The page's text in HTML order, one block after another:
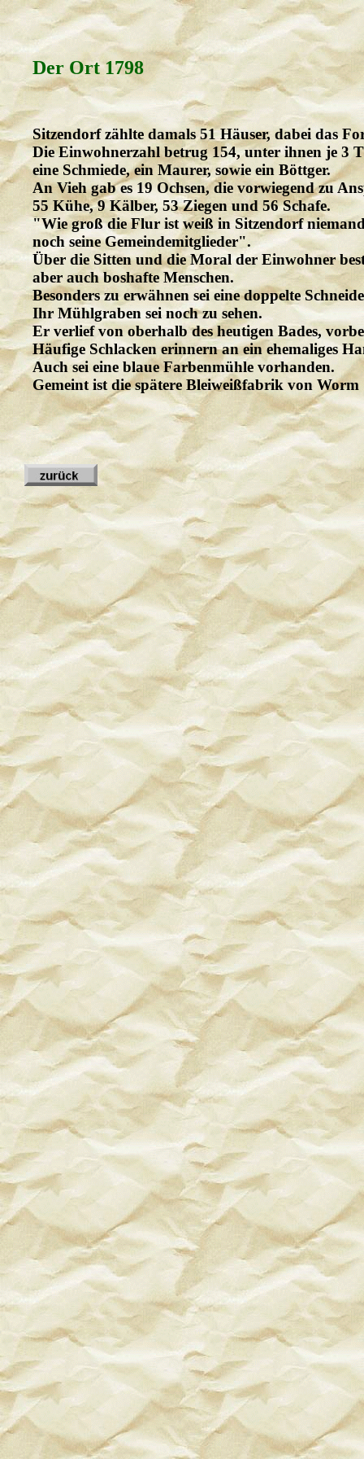
Der Ort 1798
Sitzendorf zählte damals 51 Häuser, dabei das
Die Einwohnerzahl betrug 154, unter ihnen je 3
eine Schmiede, ein Maurer, sowie ein Böttger.
An Vieh gab es 19 Ochsen, die vorwiegend zu
55 Kühe, 9 Kälber, 53 Ziegen und 56 Schafe.
"Wie groß die Flur ist weiß in Sitzendorf
noch seine Gemeindemitglieder".
Über die Sitten und die Moral der Einwohner
aber auch boshafte Menschen.
Besonders zu erwähnen sei eine doppelte
Ihr Mühlgraben sei noch zu sehen.
Er verlief von oberhalb des heutigen Bades,
Häufige Schlacken erinnern an ein ehemaliges
Auch sei eine blaue Farbenmühle vorhanden.
Gemeint ist die spätere Bleiweißfabrik von